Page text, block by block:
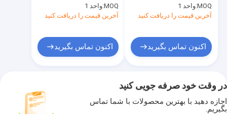
اتوبوس لیموزین
MOQ: واحد 1
آخرین قیمت را دریافت کنید
اکنون تماس بگیرید
بند آلومینیومی
MOQ: واحد 1
آخرین قیمت را دریافت کنید
اکنون تماس بگیرید
در وقت خود صرفه جویی کنید
اجازه دهید با بهترین محصولات با شما تماس
بگیریم.